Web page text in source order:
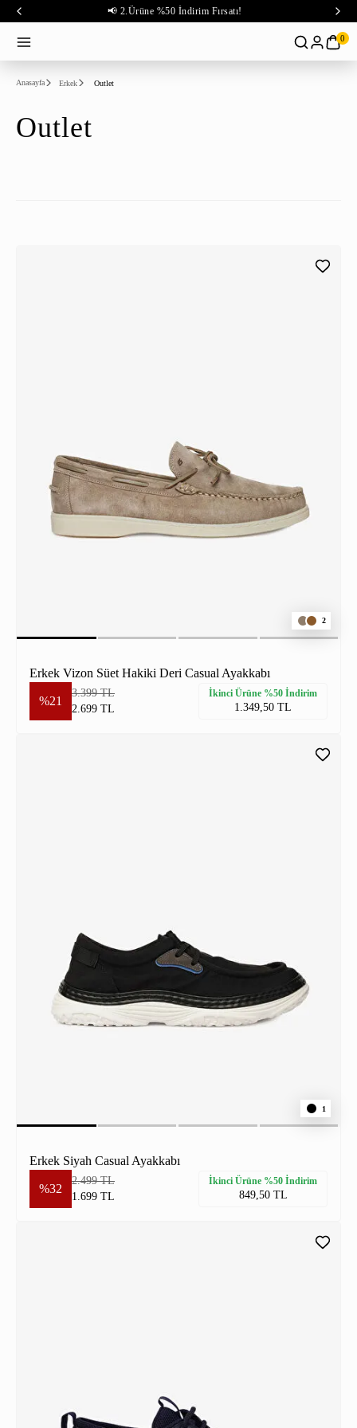
📢 2.Ürüne %50 İndirim Fırsatı!
0
Anasayfa Erkek Outlet
Outlet
2
Erkek Vizon Süet Hakiki Deri Casual Ayakkabı
%21
3.399 TL
2.699 TL
İkinci Ürüne %50 İndirim
1.349,50 TL
1
Erkek Siyah Casual Ayakkabı
%32
2.499 TL
1.699 TL
İkinci Ürüne %50 İndirim
849,50 TL